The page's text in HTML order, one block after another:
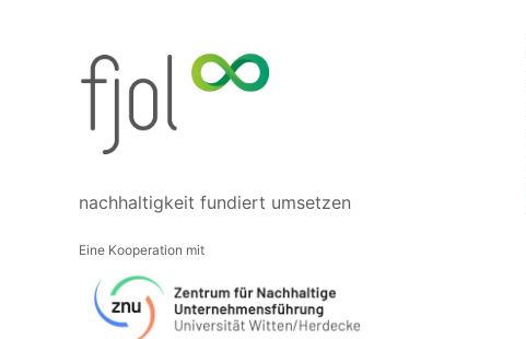
nachhaltigkeit fundiert umsetzen​
Eine Kooperation mit